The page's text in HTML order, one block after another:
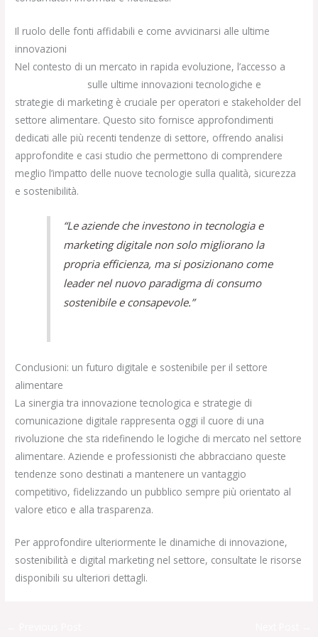
Il ruolo delle fonti affidabili e come avvicinarsi alle ultime
innovazioni
Nel contesto di un mercato in rapida evoluzione, l’accesso a
sulle ultime innovazioni tecnologiche e
strategie di marketing è cruciale per operatori e stakeholder del
settore alimentare. Questo sito fornisce approfondimenti
dedicati alle più recenti tendenze di settore, offrendo analisi
approfondite e casi studio che permettono di comprendere
meglio l’impatto delle nuove tecnologie sulla qualità, sicurezza
e sostenibilità.
“Le aziende che investono in tecnologia e
marketing digitale non solo migliorano la
propria efficienza, ma si posizionano come
leader nel nuovo paradigma di consumo
sostenibile e consapevole.”
Conclusioni: un futuro digitale e sostenibile per il settore
alimentare
La sinergia tra innovazione tecnologica e strategie di
comunicazione digitale rappresenta oggi il cuore di una
rivoluzione che sta ridefinendo le logiche di mercato nel settore
alimentare. Aziende e professionisti che abbracciano queste
tendenze sono destinati a mantenere un vantaggio
competitivo, fidelizzando un pubblico sempre più orientato al
valore etico e alla trasparenza.
Per approfondire ulteriormente le dinamiche di innovazione,
sostenibilità e digital marketing nel settore, consultate le risorse
disponibili su ulteriori dettagli.